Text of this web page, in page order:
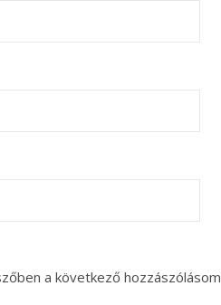
a következő